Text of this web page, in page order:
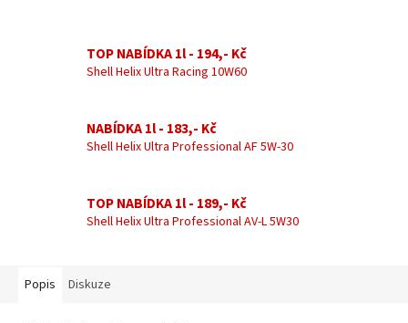
TOP NABÍDKA 1l - 194,- Kč
Shell Helix Ultra Racing 10W60
NABÍDKA 1l - 183,- Kč
Shell Helix Ultra Professional AF 5W-30
TOP NABÍDKA 1l - 189,- Kč
Shell Helix Ultra Professional AV-L 5W30
Popis Diskuze